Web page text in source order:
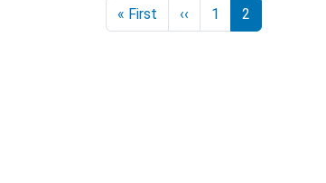
« First Erste Seite
‹‹ Vorherige Seite
1 2